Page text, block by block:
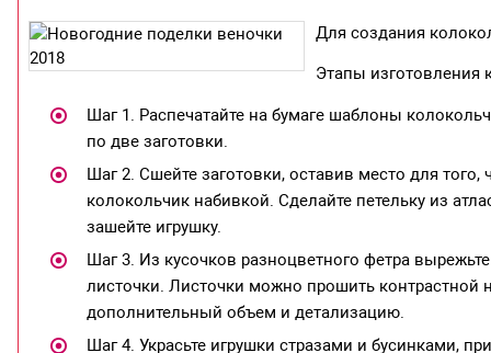
Для создания
Этапы изготовления
Шаг 1. Распечатайте на бумаге шаблоны
по две заготовки.
Шаг 2. Сшейте заготовки, оставив место для
колокольчик набивкой. Сделайте петельку из
зашейте игрушку.
Шаг 3. Из кусочков разноцветного фетра
листочки. Листочки можно прошить контрастной
дополнительный объем и детализацию.
Шаг 4. Украсьте игрушки стразами и бусинками,